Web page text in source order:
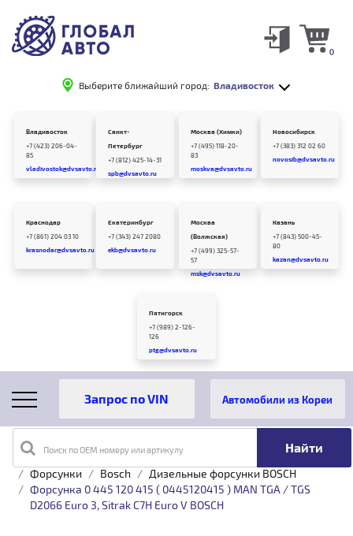
Выберите ближайший город: Владивосток
0
Владивосток
+7 (423) 206-04-
85
vladivostok@dvsavto.ru
Санкт-
Петербург
+7 (812) 425-14-31
spb@dvsavto.ru
Москва (Химки)
+7 (495) 118-20-
83
moskva@dvsavto.ru
Новосибирск
+7 (383) 312 02 60
novosib@dvsavto.ru
Краснодар
+7 (861) 204 03 10
krasnodar@dvsavto.ru
Екатеринбург
+7 (343) 247 2080
ekb@dvsavto.ru
Москва
(Волжская)
+7 (499) 325-57-
57
msk@dvsavto.ru
Казань
+7 (843) 500-45-
80
kazan@dvsavto.ru
Пятигорск
+7 (989) 2-126-
126
ptg@dvsavto.ru
Поиск по OEM номеру или артикулу
Автомобили из Кореи
Главная Каталог товаров
Топливная аппаратура
Форсунки
Bosch
Дизельные форсунки BOSCH
Форсунка 0 445 120 415 ( 0445120415 ) MAN TGA / TGS
D2066 Euro 3, Sitrak C7H Euro V BOSCH